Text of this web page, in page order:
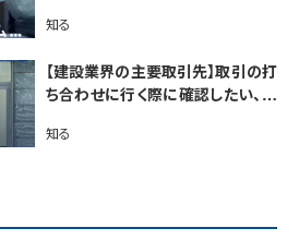
知る
【建設業界の主要取引先】取引の打
ち合わせに行く際に確認したい、銀
知る